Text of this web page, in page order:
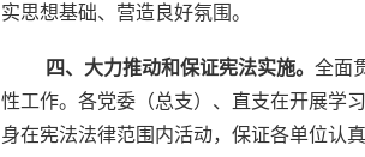
实思想基础、营造良好氛围。
四、大力推动和保证宪法实施。全面
性工作。各党委（总支）、直支在开展学
身在宪法法律范围内活动，保证各单位认